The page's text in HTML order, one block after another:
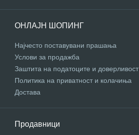
ОНЛАЈН ШОПИНГ
Најчесто поставувани прашања
Услови за продажба
Заштита на податоците и доверливост
Политика на приватност и колачиња
Достава
Продавници